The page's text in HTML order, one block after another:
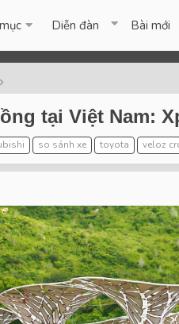
Diễn đàn Bài mới
tại Việt Nam:
so sánh xe toyota veloz